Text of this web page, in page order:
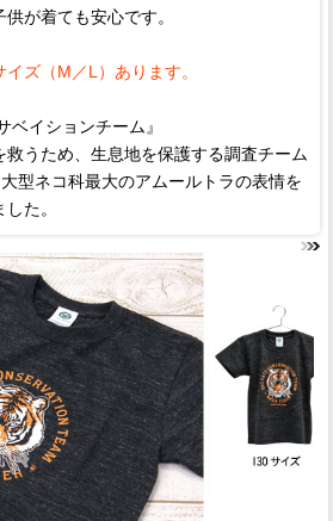
が着ても安心です。
ズ（M／L）あります。
ベイションチーム』
うため、生息地を保護する調査チーム
型ネコ科最大のアムールトラの表情を
た。